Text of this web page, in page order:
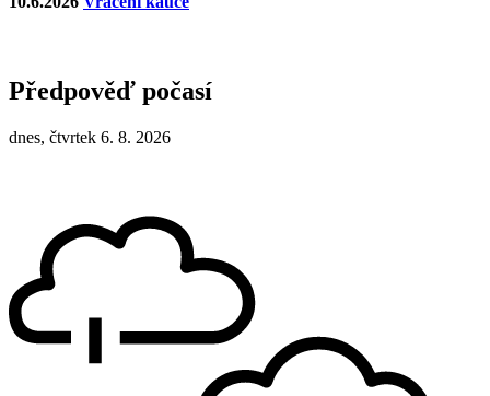
Předpověď počasí
dnes, čtvrtek 6. 8. 2026